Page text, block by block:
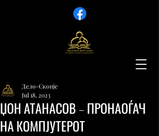
ЏОН АТАНАСОВ – ПРОНАОЃАЧ
НА КОМПЈУТЕРОТ
Дело-Скопје
Jul 18, 2023